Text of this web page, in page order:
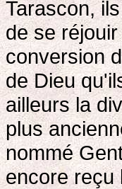
Tarascon,
de se
conversion
de Dieu
ailleurs la
plus
nommé
encore reçu